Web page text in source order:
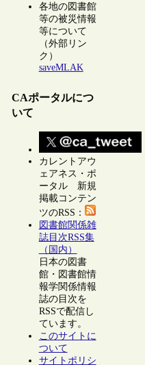
各地の図書館
等の被災情報
等について
（外部リン
ク）
saveMLAK
CAポータルにつ
いて
カレントアウ
ェアネス・ポ
ータル 新規
掲載コンテン
ツのRSS：
図書館関係雑
誌目次RSS集
（国内）
日本の図書
館・図書館情
報学関係情報
誌の目次を
RSSで配信し
ています。
このサイトに
ついて
サイトポリシ